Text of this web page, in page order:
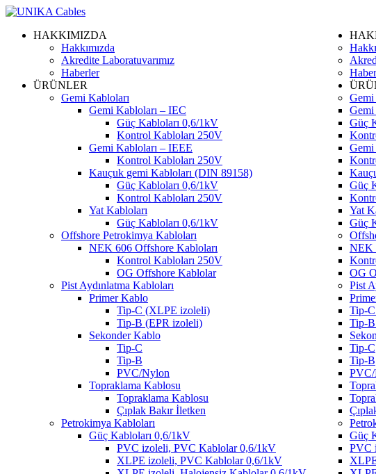
HAKKIMIZDA
Hakkımızda
Akredite Laboratuvarımız
Haberler
ÜRÜNLER
Gemi Kabloları
Gemi Kabloları – IEC
Güç Kabloları 0,6/1kV
Kontrol Kabloları 250V
Gemi Kabloları – IEEE
Kontrol Kabloları 250V
Kauçuk gemi Kabloları (DIN 89158)
Güç Kabloları 0,6/1kV
Kontrol Kabloları 250V
Yat Kabloları
Güç Kabloları 0,6/1kV
Offshore Petrokimya Kabloları
NEK 606 Offshore Kabloları
Kontrol Kabloları 250V
OG Offshore Kablolar
Pist Aydınlatma Kabloları
Primer Kablo
Tip-C (XLPE izoleli)
Tip-B (EPR izoleli)
Sekonder Kablo
Tip-C
Tip-B
PVC/Nylon
Topraklama Kablosu
Topraklama Kablosu
Çıplak Bakır İletken
Petrokimya Kabloları
Güç Kabloları 0,6/1kV
PVC izoleli, PVC Kablolar 0,6/1kV
XLPE izoleli, PVC Kablolar 0,6/1kV
Gemi
Gemi
Güç
Gemi
Güç
Yat
Güç
NEK
OG
Pist
Tip-
Tip-
Tip-C
Tip-B
Güç
PVC